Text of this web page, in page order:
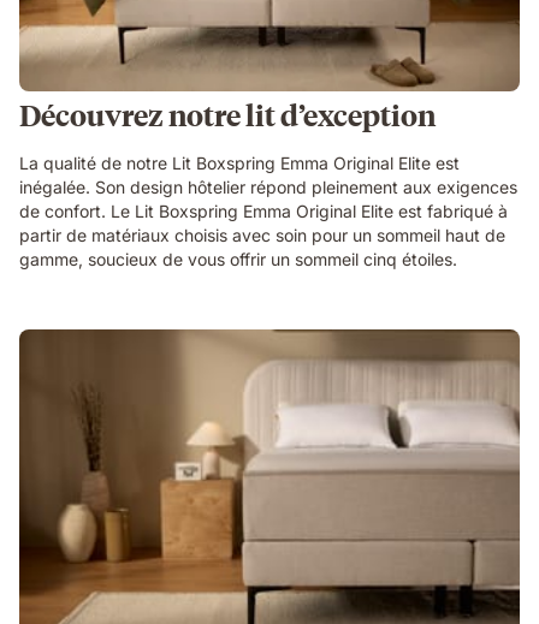
Découvrez notre lit d’exception
La qualité de notre Lit Boxspring Emma Original Elite est
inégalée. Son design hôtelier répond pleinement aux exigences
de confort. Le Lit Boxspring Emma Original Elite est fabriqué à
partir de matériaux choisis avec soin pour un sommeil haut de
gamme, soucieux de vous offrir un sommeil cinq étoiles.